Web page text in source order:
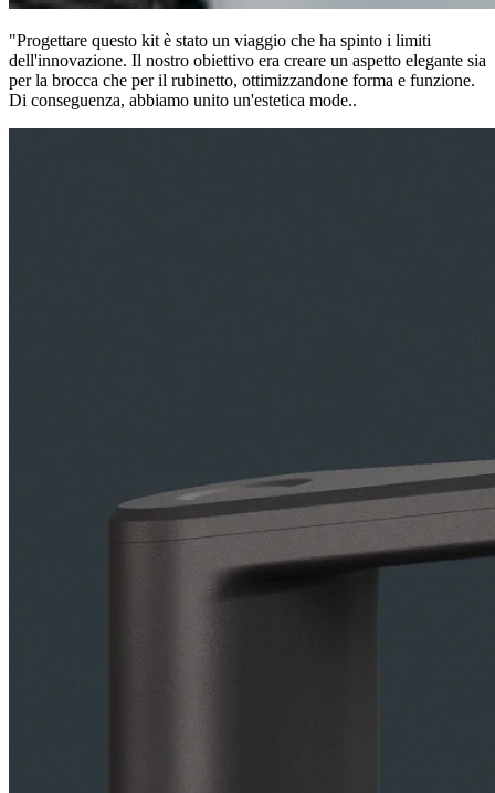
"Progettare questo kit è stato un viaggio che ha spinto i limiti
dell'innovazione. Il nostro obiettivo era creare un aspetto elegante sia
per la brocca che per il rubinetto, ottimizzandone forma e funzione.
Di conseguenza, abbiamo unito un'estetica mode..